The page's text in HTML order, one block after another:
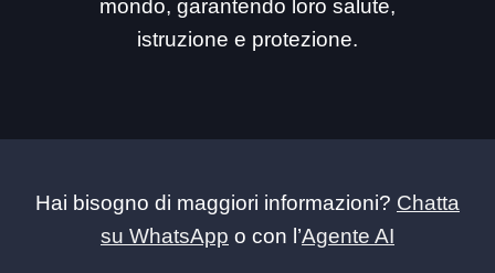
mondo, garantendo loro salute,
istruzione e protezione.
Hai bisogno di maggiori informazioni? Chatta
su WhatsApp o con l’Agente AI